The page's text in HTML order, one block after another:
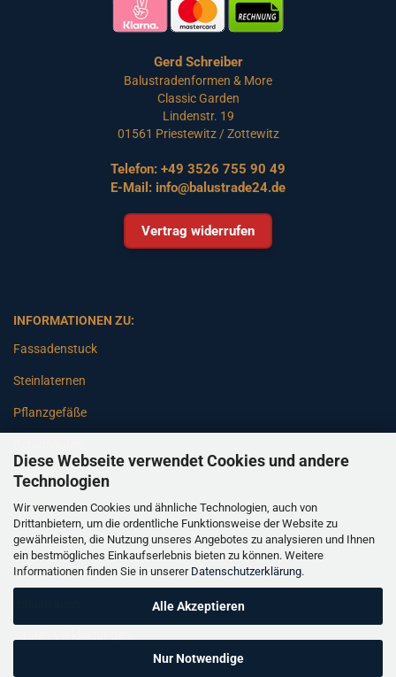
Diese Webseite verwendet Cookies und andere
Technologien
Wir verwenden Cookies und ähnliche Technologien, auch von
Drittanbietern, um die ordentliche Funktionsweise der Website zu
gewährleisten, die Nutzung unseres Angebotes zu analysieren und Ihnen
ein bestmögliches Einkaufserlebnis bieten zu können. Weitere
Informationen finden Sie in unserer Datenschutzerklärung.
Alle Akzeptieren
Nur Notwendige
Gerd Schreiber
Balustradenformen & More
Classic Garden
Lindenstr. 19
01561 Priestewitz / Zottewitz
Telefon: +49 3526 755 90 49
E-Mail: info@balustrade24.de
Vertrag widerrufen
INFORMATIONEN ZU:
Fassadenstuck
Steinlaternen
Pflanzgefäße
Gartenbänke
Pfeiler
Gartenbrunnen
Gartenfiguren